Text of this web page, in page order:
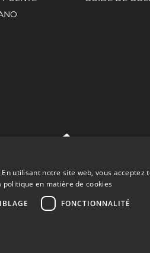
utilisant notre site web, vous acceptez
politique en matière de cookies
FONCTIONNALITÉ